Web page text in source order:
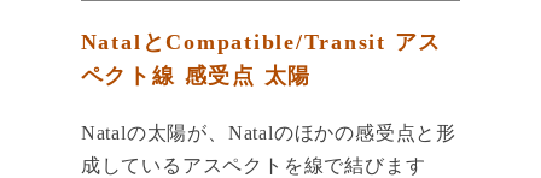
NatalとCompatible/Transit アス
ペクト線 感受点 太陽
Natalの太陽が、Natalのほかの感受点と形
成しているアスペクトを線で結びます